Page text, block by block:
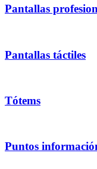
Pantallas
Pantallas táctiles
Tótems
Puntos